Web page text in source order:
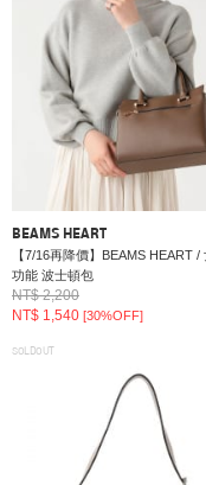
BEAMS HEART
【7/16再降價】BEAMS HEART /
功能 波士頓包
NT$ 2,200
NT$ 1,540 [30%OFF]
SOLDOUT